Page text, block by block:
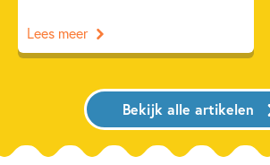
'Annemarie Jongbloed slaagt erin
naadloos te laten samenkomen in dit
'Dit detectiveverhaal is een boeiende
hacken, hoorproblemen, zieke
Lees meer
Bekijk alle artikelen